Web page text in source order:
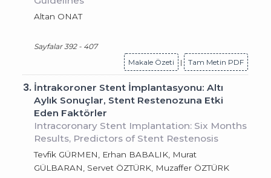
Altan ONAT
Sayfalar 392 - 407
Makale Özeti
| Tam Metin PDF
3. İntrakoroner Stent İmplantasyonu: Altı
Aylık Sonuçlar, Stent Restenozuna Etki
Eden Faktörler
Intracoronary Stent Implantation: Six Months
Results, Predictors of Stent Restenosis
Tevfik GÜRMEN, Erhan BABALIK, Murat
GÜLBARAN, Servet ÖZTÜRK, Muzaffer ÖZTÜRK